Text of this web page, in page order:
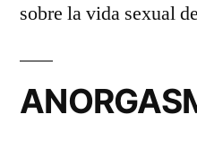
sobre la vida sexual